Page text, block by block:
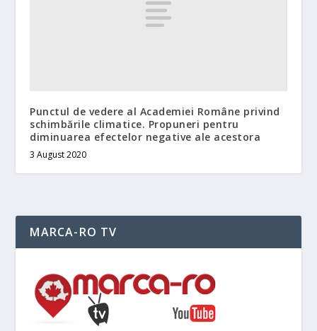
Punctul de vedere al Academiei Române privind
schimbările climatice. Propuneri pentru
diminuarea efectelor negative ale acestora
3 August 2020
MARCA-RO TV